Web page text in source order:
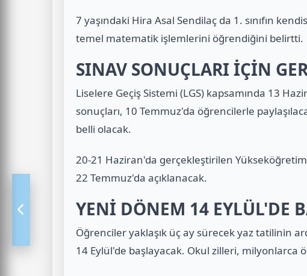
7 yaşındaki Hira Asal Sendilaç da 1. sınıfın
temel matematik işlemlerini öğrendiğini belirtti.
SINAV SONUÇLARI İÇİN
Liselere Geçiş Sistemi (LGS) kapsamında 13
sonuçları, 10 Temmuz'da öğrencilerle
belli olacak.
20-21 Haziran'da gerçekleştirilen Yükseköğretim
22 Temmuz'da açıklanacak.
YENİ DÖNEM 14 EYLÜL'DE
Öğrenciler yaklaşık üç ay sürecek yaz tatilinin
14 Eylül'de başlayacak. Okul zilleri, milyonlarca